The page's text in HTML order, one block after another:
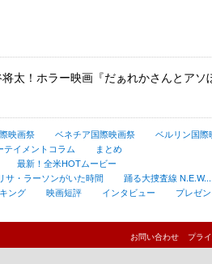
太！ホラー映画『だぁれかさんとアソ
映画祭 ベネチア国際映画祭 ベルリン国際
テイメントコラム
まとめ
最新！全米HOTムービー
サ・ラーソンがいた時間
踊る大捜査線 N.E.W....
ング 映画短評 インタビュー
プレゼ
お問い合わせ プラ